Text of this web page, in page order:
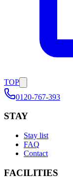
TOP
0120-767-393
STAY
Stay list
FAQ
Contact
FACILITIES